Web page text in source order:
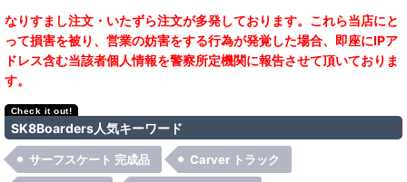
なりすまし注文・いたずら注文が多発しております。これら当店にと
って損害を被り、営業の妨害をする行為が発覚した場合、即座にIPア
ドレス含む当該者個人情報を警察所定機関に報告させて頂いておりま
す。
SK8Boarders人気キーワード
サーフスケート 完成品 Carver トラック